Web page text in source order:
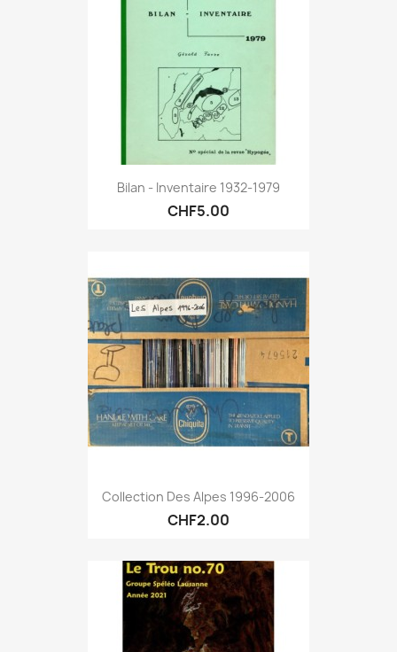
Bilan - Inventaire 1932-1979
CHF5.00
Collection Des Alpes 1996-2006
CHF2.00